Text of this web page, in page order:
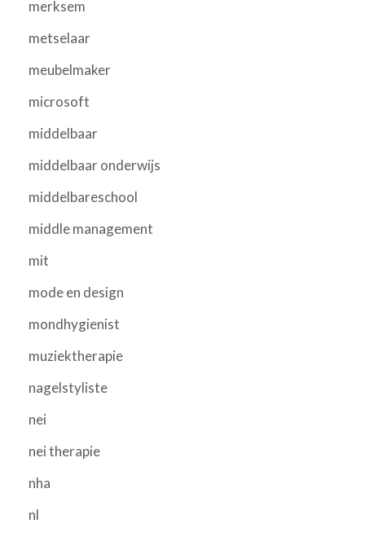
merksem
metselaar
meubelmaker
microsoft
middelbaar
middelbaar onderwijs
middelbareschool
middle management
mit
mode en design
mondhygienist
muziektherapie
nagelstyliste
nei
nei therapie
nha
nl